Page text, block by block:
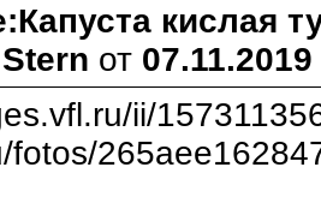
кислая
Stern от
ii/
fotos/